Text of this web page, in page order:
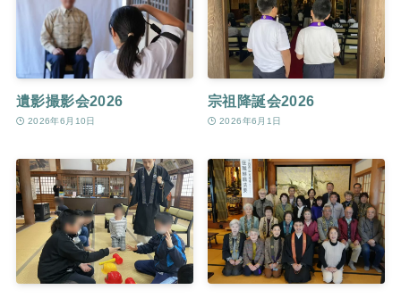
遺影撮影会2026
2026年6月10日
宗祖降誕会2026
2026年6月1日